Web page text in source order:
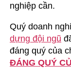
nghiệp cần.
Quý doanh
dựng đội ngũ
đáng quý của
ĐÁNG QUÝ